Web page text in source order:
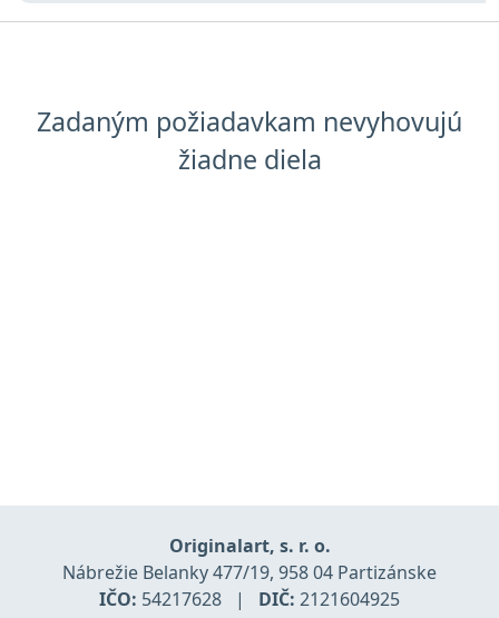
Zadaným požiadavkam nevyhovujú
žiadne diela
Originalart, s. r. o.
Nábrežie Belanky 477/19, 958 04 Partizánske
IČO: 54217628 | DIČ: 2121604925